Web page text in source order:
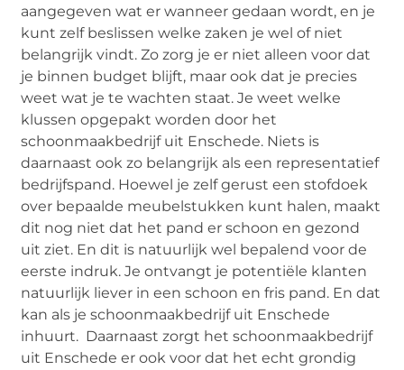
aangegeven wat er wanneer gedaan wordt, en je
kunt zelf beslissen welke zaken je wel of niet
belangrijk vindt. Zo zorg je er niet alleen voor dat
je binnen budget blijft, maar ook dat je precies
weet wat je te wachten staat. Je weet welke
klussen opgepakt worden door het
schoonmaakbedrijf uit Enschede. Niets is
daarnaast ook zo belangrijk als een representatief
bedrijfspand. Hoewel je zelf gerust een stofdoek
over bepaalde meubelstukken kunt halen, maakt
dit nog niet dat het pand er schoon en gezond
uit ziet. En dit is natuurlijk wel bepalend voor de
eerste indruk. Je ontvangt je potentiële klanten
natuurlijk liever in een schoon en fris pand. En dat
kan als je schoonmaakbedrijf uit Enschede
inhuurt. Daarnaast zorgt het schoonmaakbedrijf
uit Enschede er ook voor dat het echt grondig